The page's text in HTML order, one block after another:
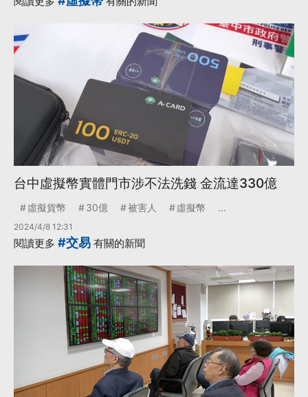
台中虛擬幣實體門市涉不法洗錢 金流達330億
虛擬貨幣 30億 被害人 虛擬幣 ...
2024/4/8 12:31
閱讀更多 #交易 有關的新聞